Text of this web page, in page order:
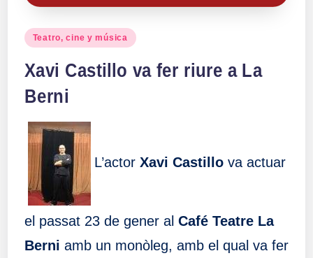
Publicado
Teatro, cine y música
Xavi Castillo va fer riure a La
Berni
L’actor Xavi Castillova actuar
el passat 23 de gener al Café Teatre La
Berni amb un monòleg, amb el qual va fer